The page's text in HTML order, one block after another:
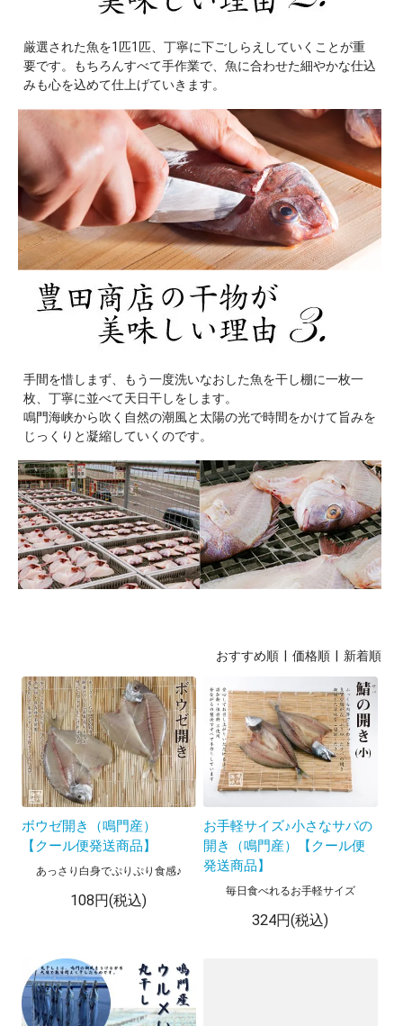
厳選された魚を1匹1匹、丁寧に下ごしらえしていくことが重
要です。もちろんすべて手作業で、魚に合わせた細やかな仕込
みも心を込めて仕上げていきます。
手間を惜しまず、もう一度洗いなおした魚を干し棚に一枚一
枚、丁寧に並べて天日干しをします。
鳴門海峡から吹く自然の潮風と太陽の光で時間をかけて旨みを
じっくりと凝縮していくのです。
おすすめ順| 価格順 | 新着順
ボウゼ開き（鳴門産）
【クール便発送商品】
あっさり白身でぷりぷり食感♪
108円(税込)
お手軽サイズ♪小さなサバの
開き（鳴門産）【クール便
発送商品】
毎日食べれるお手軽サイズ
324円(税込)